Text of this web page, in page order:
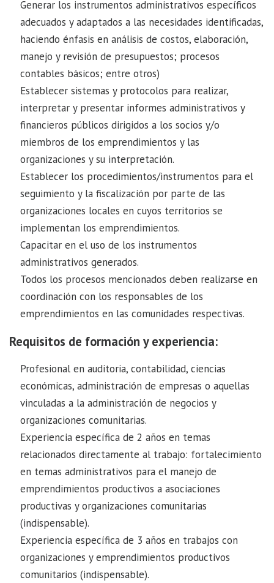
Generar los instrumentos administrativos específicos
adecuados y adaptados a las necesidades identificadas,
haciendo énfasis en análisis de costos, elaboración,
manejo y revisión de presupuestos; procesos
contables básicos; entre otros)
Establecer sistemas y protocolos para realizar,
interpretar y presentar informes administrativos y
financieros públicos dirigidos a los socios y/o
miembros de los emprendimientos y las
organizaciones y su interpretación.
Establecer los procedimientos/instrumentos para el
seguimiento y la fiscalización por parte de las
organizaciones locales en cuyos territorios se
implementan los emprendimientos.
Capacitar en el uso de los instrumentos
administrativos generados.
Todos los procesos mencionados deben realizarse en
coordinación con los responsables de los
emprendimientos en las comunidades respectivas.
Requisitos de formación y experiencia:
Profesional en auditoria, contabilidad, ciencias
económicas, administración de empresas o aquellas
vinculadas a la administración de negocios y
organizaciones comunitarias.
Experiencia específica de 2 años en temas
relacionados directamente al trabajo: fortalecimiento
en temas administrativos para el manejo de
emprendimientos productivos a asociaciones
productivas y organizaciones comunitarias
(indispensable).
Experiencia específica de 3 años en trabajos con
organizaciones y emprendimientos productivos
comunitarios (indispensable).